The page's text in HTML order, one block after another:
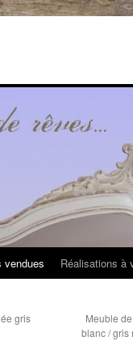
vendues Réalisations à
gris
Meuble
blanc / gris